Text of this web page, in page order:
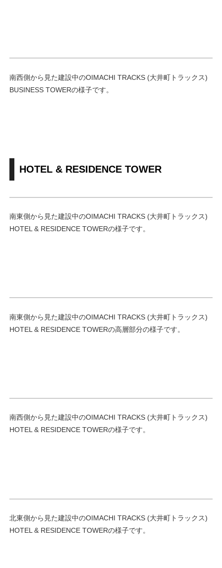
南西側から見た建設中のOIMACHI TRACKS (大井町トラックス)
BUSINESS TOWERの様子です。
HOTEL & RESIDENCE TOWER
南東側から見た建設中のOIMACHI TRACKS (大井町トラックス)
HOTEL & RESIDENCE TOWERの様子です。
南東側から見た建設中のOIMACHI TRACKS (大井町トラックス)
HOTEL & RESIDENCE TOWERの高層部分の様子です。
南西側から見た建設中のOIMACHI TRACKS (大井町トラックス)
HOTEL & RESIDENCE TOWERの様子です。
北東側から見た建設中のOIMACHI TRACKS (大井町トラックス)
HOTEL & RESIDENCE TOWERの様子です。